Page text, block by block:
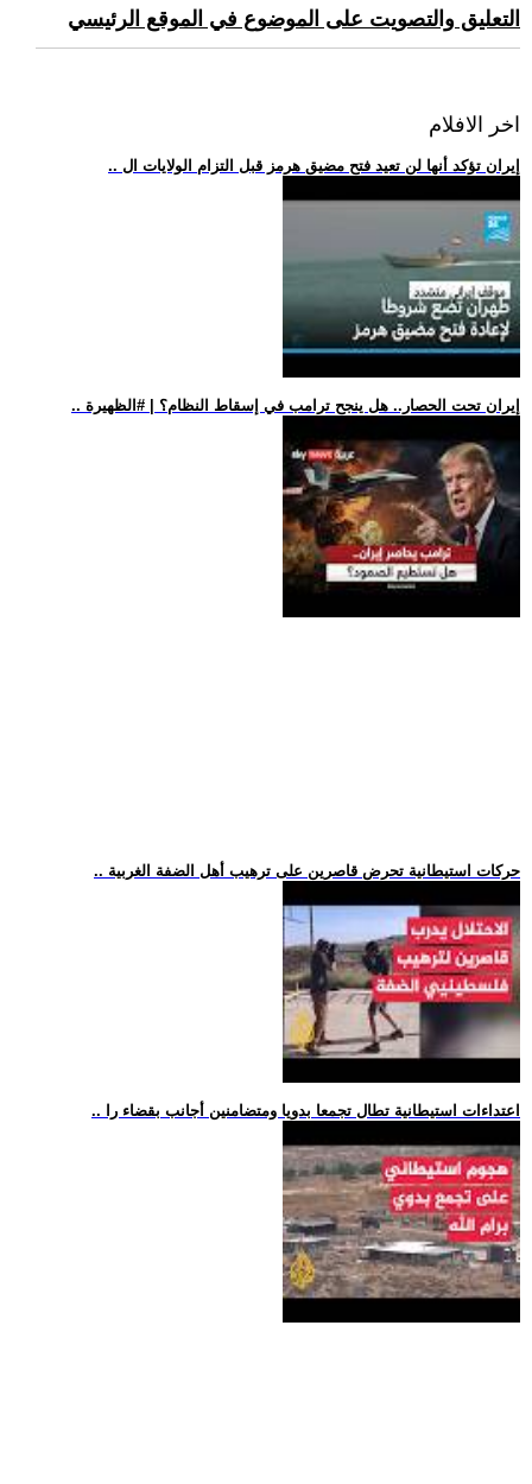
التعليق والتصويت على الموضوع في الموقع الرئيسي
اخر الافلام
.. إيران تؤكد أنها لن تعيد فتح مضيق هرمز قبل التزام الولايات ال
.. إيران تحت الحصار.. هل ينجح ترامب في إسقاط النظام؟ | #الظهيرة
.. حركات استيطانية تحرض قاصرين على ترهيب أهل الضفة الغربية
.. اعتداءات استيطانية تطال تجمعا بدويا ومتضامنين أجانب بقضاء را